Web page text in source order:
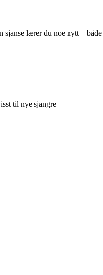
sjanse lærer du noe nytt – både
til nye sjangre